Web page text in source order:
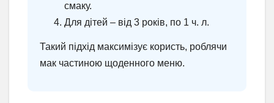
смаку.
Для дітей – від 3 років, по 1 ч. л.
Такий підхід максимізує користь, роблячи
мак частиною щоденного меню.